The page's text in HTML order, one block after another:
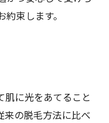
束します。
肌に光をあてること
来の脱毛方法に比べ